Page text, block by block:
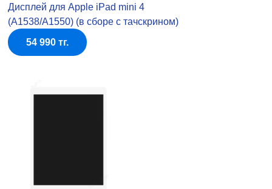
Дисплей для Apple iPad mini 4
(A1538/A1550) (в сборе с тачскрином)
54 990 тг.